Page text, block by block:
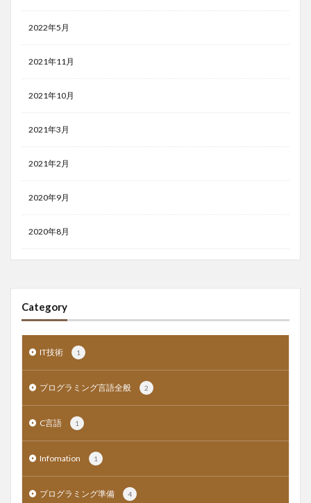
2022年5月
2021年11月
2021年10月
2021年3月
2021年2月
2020年9月
2020年8月
Category
IT技術 1
プログラミング言語全般 2
C言語 1
Infomation 1
プログラミング準備 4